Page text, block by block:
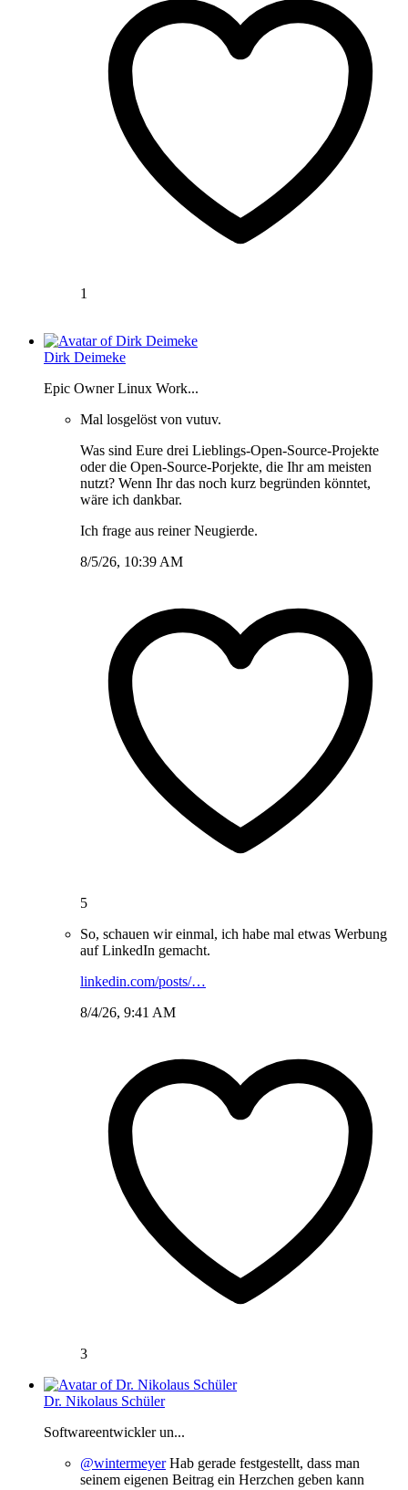
1
Dirk Deimeke
Epic Owner Linux Work...
Mal losgelöst von vutuv.
Was sind Eure drei Lieblings-Open-Source-Projekte
oder die Open-Source-Porjekte, die Ihr am meisten
nutzt? Wenn Ihr das noch kurz begründen könntet,
wäre ich dankbar.
Ich frage aus reiner Neugierde.
8/5/26, 10:39 AM
5
So, schauen wir einmal, ich habe mal etwas Werbung
auf LinkedIn gemacht.
linkedin.com/posts/…
8/4/26, 9:41 AM
3
Dr. Nikolaus Schüler
Softwareentwickler un...
@wintermeyerHab gerade festgestellt, dass man
seinem eigenen Beitrag ein Herzchen geben kann